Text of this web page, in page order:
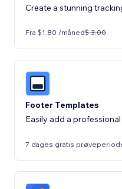
Create a stunning
Fra $1.80 /måned$ 3.00
Footer Templates
Easily add a
7 dages gratis